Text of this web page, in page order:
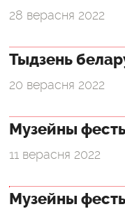
28 верасня 2022
Тыдзень
20 верасня 2022
Музейны
11 верасня 2022
Музейны